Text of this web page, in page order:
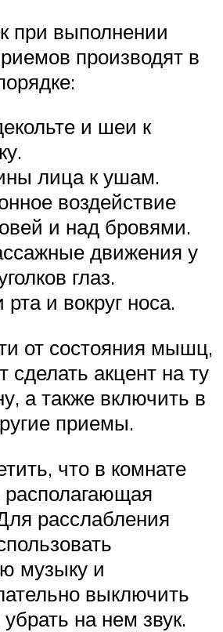
при выполнении
производят в
и шеи к
лица к ушам.
воздействие
и над бровями.
движения у
глаз.
и вокруг носа.
от состояния мышц,
сделать акцент на ту
а также включить в
приемы.
что в комнате
расслабления
музыку и
выключить
на нем звук.